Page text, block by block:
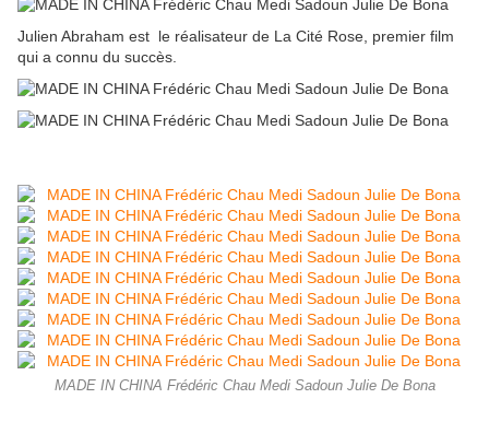
Julien Abraham est le réalisateur de La Cité Rose, premier film
qui a connu du succès.
MADE IN CHINA Frédéric Chau Medi Sadoun Julie De Bona